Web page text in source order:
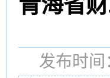
发布时